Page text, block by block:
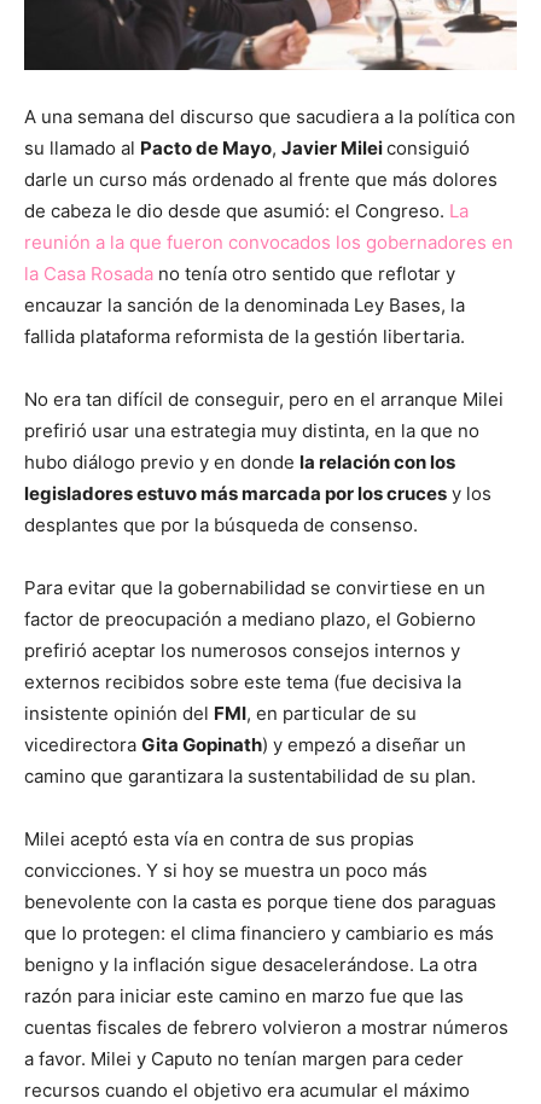
A una semana del discurso que sacudiera a la política con
su llamado al Pacto de Mayo, Javier Mileiconsiguió
darle un curso más ordenado al frente que más dolores
de cabeza le dio desde que asumió: el Congreso. La
reunión a la que fueron convocados los gobernadores en
la Casa Rosada no tenía otro sentido que reflotar y
encauzar la sanción de la denominada Ley Bases, la
fallida plataforma reformista de la gestión libertaria.
No era tan difícil de conseguir, pero en el arranque Milei
prefirió usar una estrategia muy distinta, en la que no
hubo diálogo previo y en donde la relación con los
legisladores estuvo más marcada por los cruces y los
desplantes que por la búsqueda de consenso.
Para evitar que la gobernabilidad se convirtiese en un
factor de preocupación a mediano plazo, el Gobierno
prefirió aceptar los numerosos consejos internos y
externos recibidos sobre este tema (fue decisiva la
insistente opinión del FMI, en particular de su
vicedirectora Gita Gopinath) y empezó a diseñar un
camino que garantizara la sustentabilidad de su plan.
Milei aceptó esta vía en contra de sus propias
convicciones. Y si hoy se muestra un poco más
benevolente con la casta es porque tiene dos paraguas
que lo protegen: el clima financiero y cambiario es más
benigno y la inflación sigue desacelerándose. La otra
razón para iniciar este camino en marzo fue que las
cuentas fiscales de febrero volvieron a mostrar números
a favor. Milei y Caputo no tenían margen para ceder
recursos cuando el objetivo era acumular el máximo